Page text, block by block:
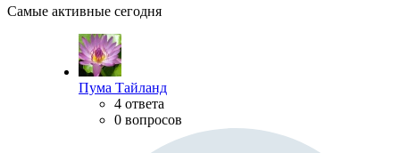
Самые активные сегодня
Пума Тайланд
4 ответа
0 вопросов